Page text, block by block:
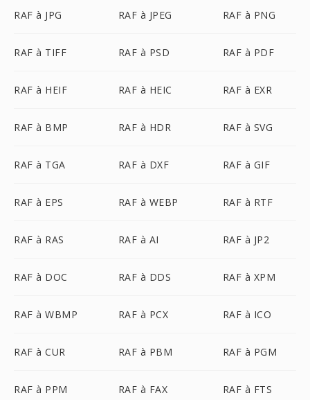
RAF à JPG RAF à JPEG RAF à PNG
RAF à TIFF RAF à PSD RAF à PDF
RAF à HEIF RAF à HEIC RAF à EXR
RAF à BMP RAF à HDR RAF à SVG
RAF à TGA RAF à DXF RAF à GIF
RAF à EPS RAF à WEBP RAF à RTF
RAF à RAS RAF à AI RAF à JP2
RAF à DOC RAF à DDS RAF à XPM
RAF à WBMP RAF à PCX RAF à ICO
RAF à CUR RAF à PBM RAF à PGM
RAF à PPM RAF à FAX RAF à FTS